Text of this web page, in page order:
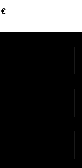
€